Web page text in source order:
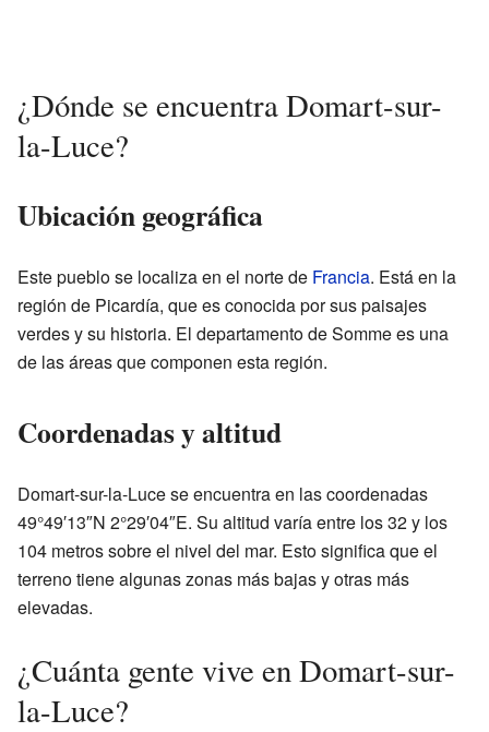
¿Dónde se encuentra Domart-sur-
la-Luce?
Ubicación geográfica
Este pueblo se localiza en el norte de Francia. Está en la
región de Picardía, que es conocida por sus paisajes
verdes y su historia. El departamento de Somme es una
de las áreas que componen esta región.
Coordenadas y altitud
Domart-sur-la-Luce se encuentra en las coordenadas
49°49′13″N 2°29′04″E. Su altitud varía entre los 32 y los
104 metros sobre el nivel del mar. Esto significa que el
terreno tiene algunas zonas más bajas y otras más
elevadas.
¿Cuánta gente vive en Domart-sur-
la-Luce?